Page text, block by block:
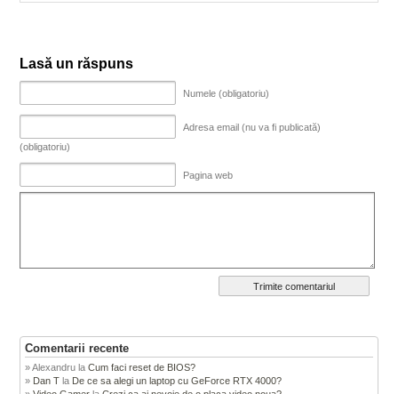
Lasă un răspuns
Numele (obligatoriu)
Adresa email (nu va fi publicată)
(obligatoriu)
Pagina web
Comentarii recente
Alexandru laCum faci reset de BIOS?
Dan T la De ce sa alegi un laptop cu GeForce RTX 4000?